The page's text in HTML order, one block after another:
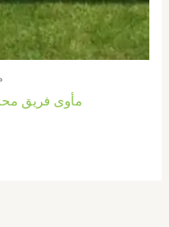
مأوى فريق محمول